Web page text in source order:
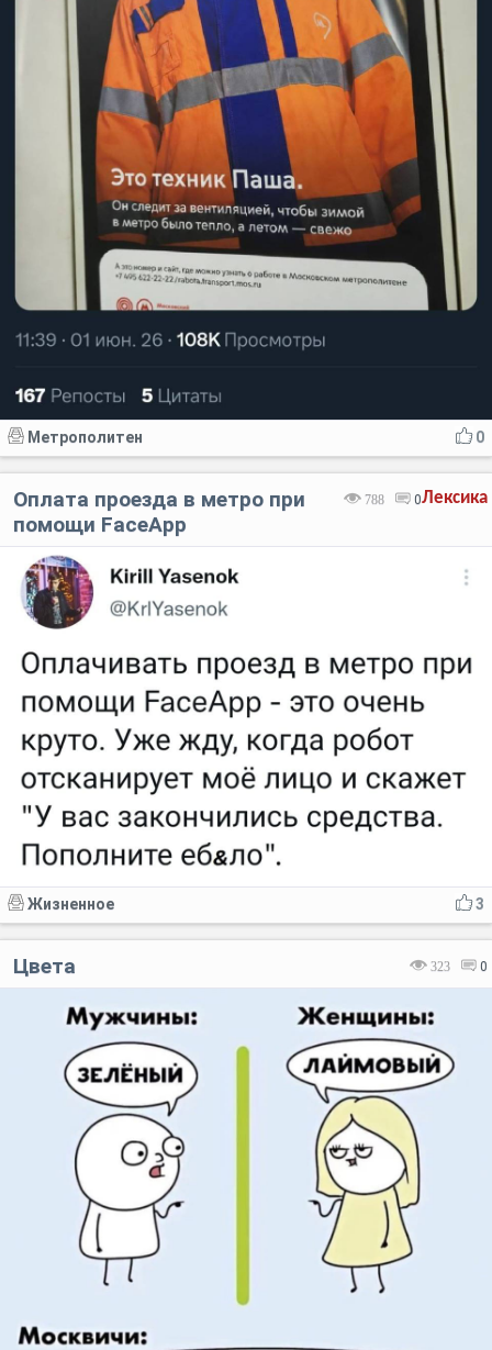
0
Метрополитен
Лексика
788 0
Оплата проезда в метро при
помощи FaceApp
3
Жизненное
323 0
Цвета